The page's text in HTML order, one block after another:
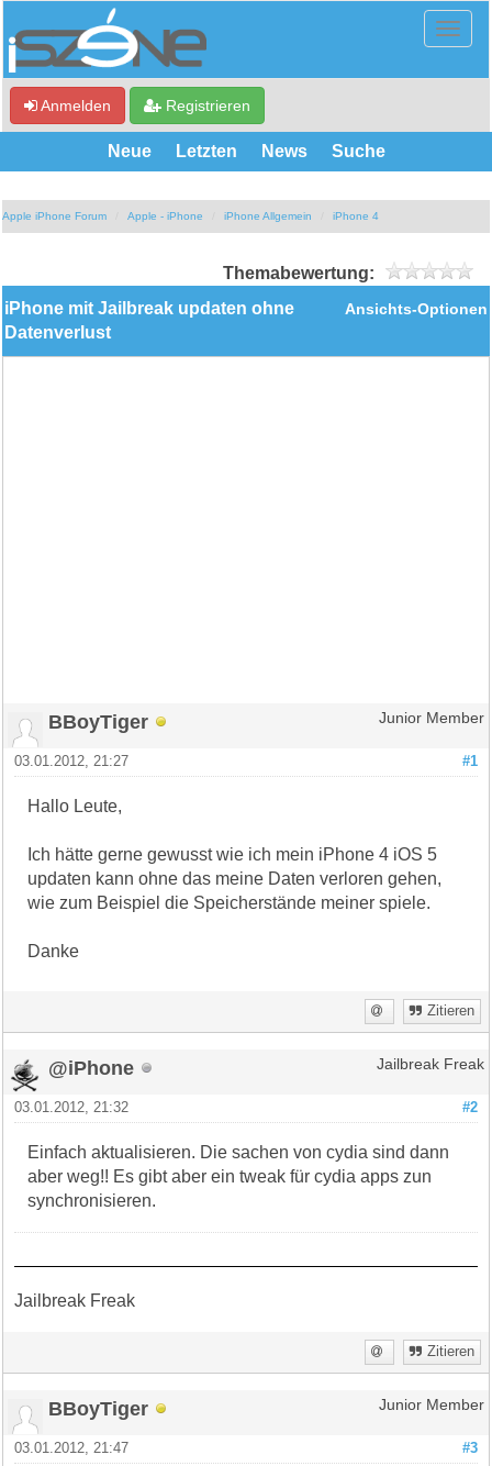
Anmelden Registrieren
Neue Letzten News Suche
Apple iPhone Forum Apple - iPhone iPhone Allgemein iPhone 4
Themabewertung:
Ansichts-Optionen
iPhone mit Jailbreak updaten ohne
Datenverlust
BBoyTiger Junior Member
#1
03.01.2012, 21:27
Hallo Leute,
Ich hätte gerne gewusst wie ich mein iPhone 4 iOS 5
updaten kann ohne das meine Daten verloren gehen,
wie zum Beispiel die Speicherstände meiner spiele.
Danke
Zitieren
@iPhone Jailbreak Freak
#2
03.01.2012, 21:32
Einfach aktualisieren. Die sachen von cydia sind dann
aber weg!! Es gibt aber ein tweak für cydia apps zun
synchronisieren.
Jailbreak Freak
Zitieren
BBoyTiger Junior Member
#3
03.01.2012, 21:47